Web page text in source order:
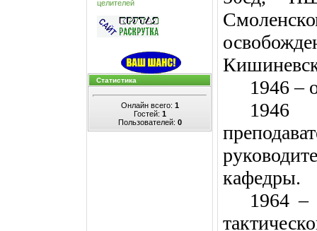
целителей
Статистика
Онлайн всего: 1
Гостей: 1
Пользователей: 0
1946 –
1946
кафедры.
1964 –